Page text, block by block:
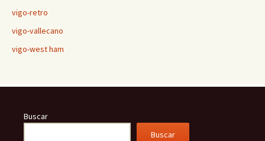
vigo-retro
vigo-vallecano
vigo-west ham
Buscar
Buscar